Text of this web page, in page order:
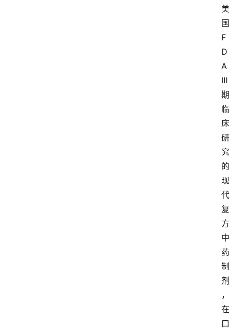
美
国
F
D
A
Ⅲ
期
临
床
研
究
的
现
代
复
方
中
药
制
剂
，
在
口